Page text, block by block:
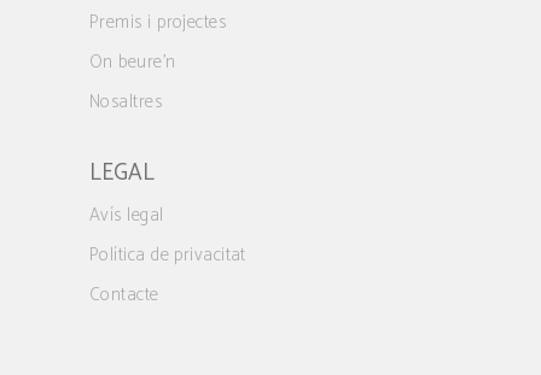
Premis i projectes
On beure’n
Nosaltres
LEGAL
Avís legal
Política de privacitat
Contacte